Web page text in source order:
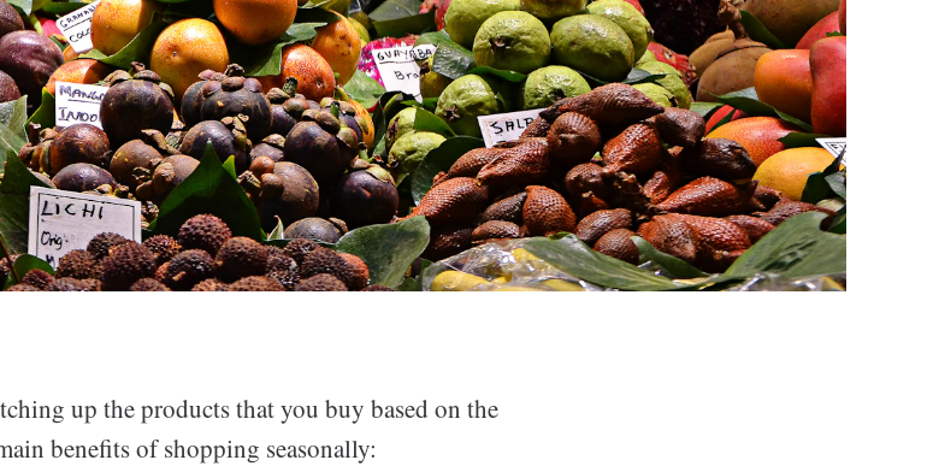
up the products that you buy based on the
benefits of shopping seasonally: